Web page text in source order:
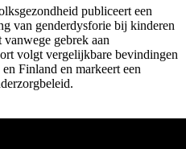
publiceert een
van genderdysforie bij kinderen
vanwege gebrek aan
volgt vergelijkbare bevindingen
Finland en markeert een